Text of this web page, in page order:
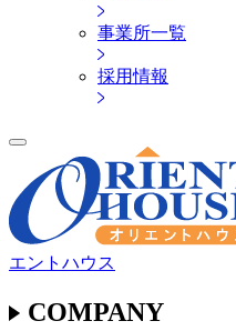
事業所一覧
採用情報
エントハウス
COMPANY